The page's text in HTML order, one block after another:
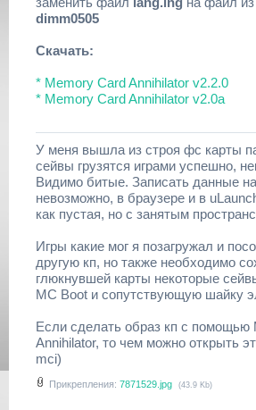
dimm0505
Скачать:
* Memory Card Annihilator v2.2.0
* Memory Card Annihilator v2.0a
У меня вышла из строя фс карты
сейвы грузятся играми успешно,
Видимо битые. Записать данные
невозможно, в браузере и в
как пустая, но с занятым
Игры какие мог я позагружал и
другую кп, но также необходимо
глюкнувшей карты некоторые
MC Boot и сопутствующую шайку
Если сделать образ кп с помощью
Annihilator, то чем можно открыть
mci)
Прикрепления: 7871529.jpg (43.9 Kb)